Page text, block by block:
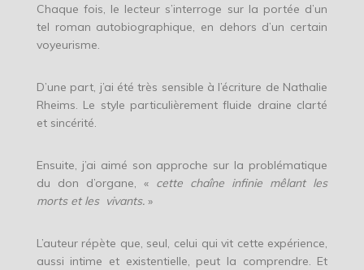
Chaque fois, le lecteur s’interroge sur la portée d’un
tel roman autobiographique, en dehors d’un certain
voyeurisme.
D’une part, j’ai été très sensible à l’écriture de Nathalie
Rheims. Le style particulièrement fluide draine clarté
et sincérité.
Ensuite, j’ai aimé son approche sur la problématique
du don d’organe, « cette chaîne infinie mêlant les
morts et les vivants.»
L’auteur répète que, seul, celui qui vit cette expérience,
aussi intime et existentielle, peut la comprendre. Et